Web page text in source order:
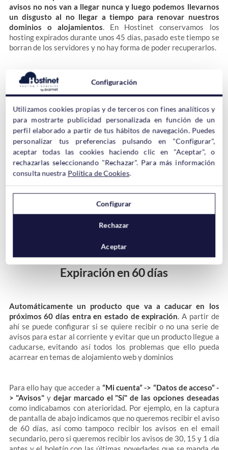
avisos no nos van a llegar nunca y luego podemos llevarnos
un disgusto al no llegar a tiempo para renovar nuestros
dominios o alojamientos. En Hostinet conservamos los
hosting expirados durante unos 45 días, pasado este tiempo se
borran de los servidores y no hay forma de poder recuperarlos.
Muchos clientes nos informan de queapenas reciben avisos
sobre cuando les van a caducar los productos que tienen
contratados, por lo que desde Hostinet les recomendamos que
le echen un vistazo a cómo tienen configurado este tema en el
área de clientes.
Recientemente hemos adaptado este sistema para que sea
menos confuso, por lo que ahora tan solo se debe
Expiración en 60 días
Automáticamente un producto que va a caducar en los
próximos 60 días entra en estado de expiración. A partir de
ahí se puede configurar si se quiere recibir o no una serie de
avisos para estar al corriente y evitar que un producto llegue a
caducarse, evitando así todos los problemas que ello pueda
acarrear en temas de alojamiento web y dominios
Para ello hay que acceder a “Mi cuenta” -> “Datos de acceso” -
> "Avisos"y dejar marcado el "Sí" de las opciones deseadas
como indicabamos con aterioridad. Por ejemplo, en la captura
de pantalla de abajo indicamos que no queremos recibir el aviso
de 60 días, así como tampoco recibir los avisos en el email
secundario, pero si queremos recibir los avisos de 30, 15 y 1 día
Configuración
Utilizamos cookies propias y de terceros con fines analíticos y
para mostrarte publicidad personalizada en función de un
perfil elaborado a partir de tus hábitos de navegación. Puedes
personalizar tus preferencias pulsando en "Configurar",
aceptar todas las cookies haciendo clic en "Aceptar", o
rechazarlas seleccionando "Rechazar". Para más información
consulta nuestra Política de Cookies.
Configurar
Rechazar
Aceptar